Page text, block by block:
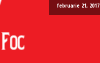
februarie 21, 2017